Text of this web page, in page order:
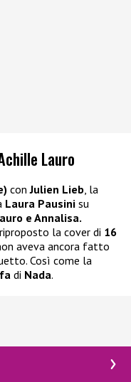
Lauro
con Julien Lieb , la
Laura Pausini su
e Annalisa.
la cover di 16
aveva ancora fatto
Così come la
di Nada.